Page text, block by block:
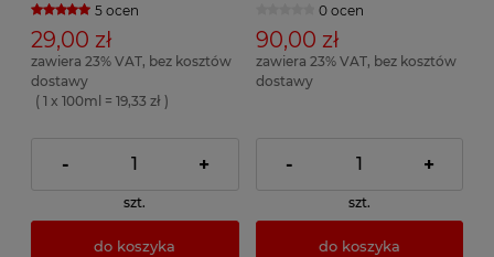
5 ocen
29,00 zł
zawiera 23% VAT, bez kosztów
dostawy
( 1 x 100ml = 19,33 zł )
- +
szt.
do koszyka
0 ocen
90,00 zł
zawiera 23% VAT, bez kosztów
dostawy
- +
szt.
do koszyka